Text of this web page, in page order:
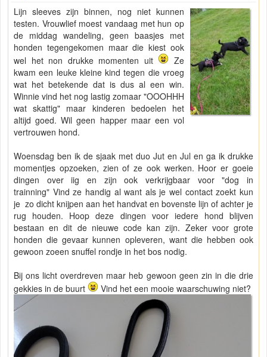
Lijn sleeves zijn binnen, nog niet kunnen
testen. Vrouwlief moest vandaag met hun op
de middag wandeling, geen baasjes met
honden tegengekomen maar die kiest ook
wel het non drukke momenten uit
Ze
kwam een leuke kleine kind tegen die vroeg
wat het betekende dat is dus al een win.
Winnie vind het nog lastig zomaar "OOOHHH
wat skattig" maar kinderen bedoelen het
altijd goed. Wil geen happer maar een vol
vertrouwen hond.
Woensdag ben ik de sjaak met duo Jut en Jul en ga ik drukke
momentjes opzoeken, zien of ze ook werken. Hoor er goeie
dingen over iig en zijn ook verkrijgbaar voor "dog in
trainning" Vind ze handig al want als je wel contact zoekt kun
je zo dicht knijpen aan het handvat en bovenste lijn of achter je
rug houden. Hoop deze dingen voor iedere hond blijven
bestaan en dit de nieuwe code kan zijn. Zeker voor grote
honden die gevaar kunnen opleveren, want die hebben ook
gewoon zoeen snuffel rondje in het bos nodig.
Bij ons licht overdreven maar heb gewoon geen zin in die drie
gekkies in de buurt
Vind het een mooie waarschuwing niet?